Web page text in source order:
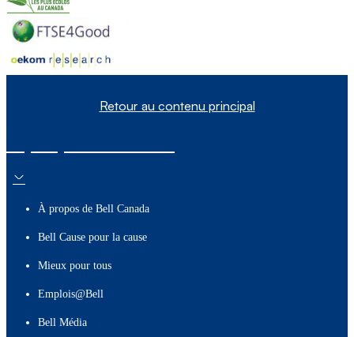
Retour au contenu principal
À propos de Bell Canada
Bell Cause pour la cause
Mieux pour tous
Emplois@Bell
Bell Média